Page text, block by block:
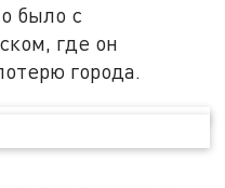
было с
где он
города.